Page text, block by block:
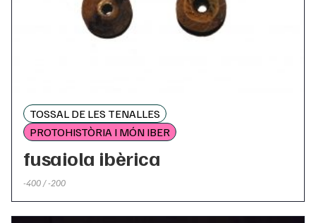
TOSSAL DE LES TENALLES
PROTOHISTÒRIA I MÓN IBER
fusaiola ibèrica
-400 / -200